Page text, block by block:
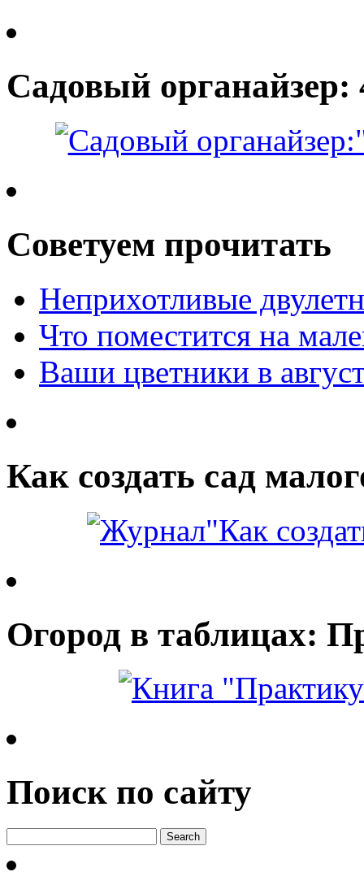
Садовый органайзер:
Советуем прочитать
Неприхотливые
Что поместится на
Ваши цветники в
Как создать сад
Огород в таблицах:
Поиск по сайту